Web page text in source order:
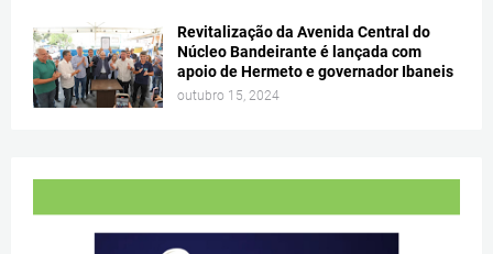
Revitalização da Avenida Central do
Núcleo Bandeirante é lançada com
apoio de Hermeto e governador Ibaneis
outubro 15, 2024